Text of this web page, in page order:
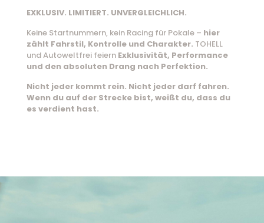
EXKLUSIV. LIMITIERT. UNVERGLEICHLICH.
Keine Startnummern, kein Racing für Pokale – hier
zählt Fahrstil, Kontrolle und Charakter. TOHELL
und Autoweltfrei feiern Exklusivität, Performance
und den absoluten Drang nach Perfektion.
Nicht jeder kommt rein. Nicht jeder darf fahren.
Wenn du auf der Strecke bist, weißt du, dass du
es verdient hast.